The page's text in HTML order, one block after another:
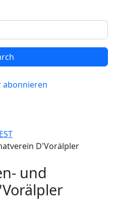
abonnieren
D'Vorälpler
und